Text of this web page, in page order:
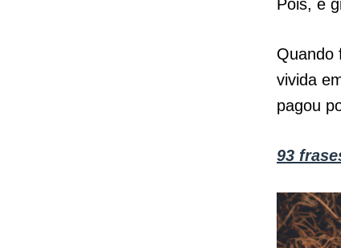
Pois, é
Quando
vivida
pagou
93